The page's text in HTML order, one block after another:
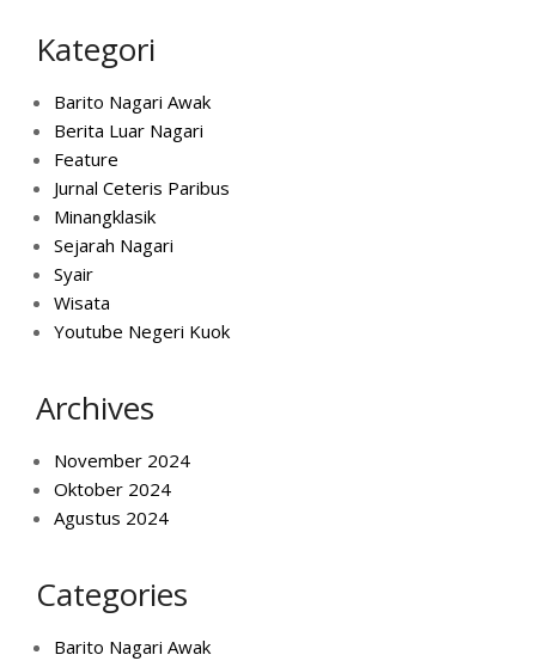
Kategori
Barito Nagari Awak
Berita Luar Nagari
Feature
Jurnal Ceteris Paribus
Minangklasik
Sejarah Nagari
Syair
Wisata
Youtube Negeri Kuok
Archives
November 2024
Oktober 2024
Agustus 2024
Categories
Barito Nagari Awak